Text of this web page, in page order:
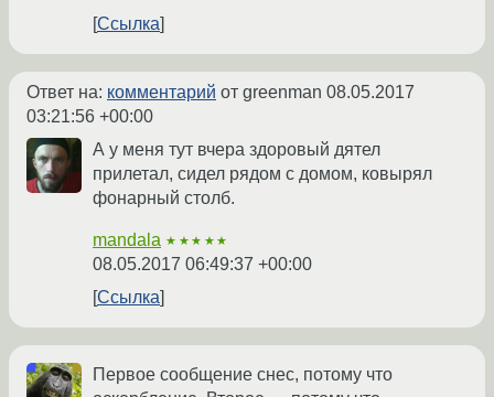
Ссылка
Ответ на: комментарий от greenman 08.05.2017
03:21:56 +00:00
А у меня тут вчера здоровый дятел
прилетал, сидел рядом с домом, ковырял
фонарный столб.
mandala ★★★★★
08.05.2017 06:49:37 +00:00
Ссылка
Первое сообщение снес, потому что